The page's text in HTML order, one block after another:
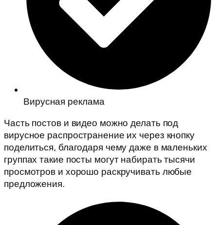
Вирусная реклама
Часть постов и видео можно делать под
вирусное распространение их через кнопку
поделиться, благодаря чему даже в маленьких
группах такие посты могут набирать тысячи
просмотров и хорошо раскручивать любые
предложения.